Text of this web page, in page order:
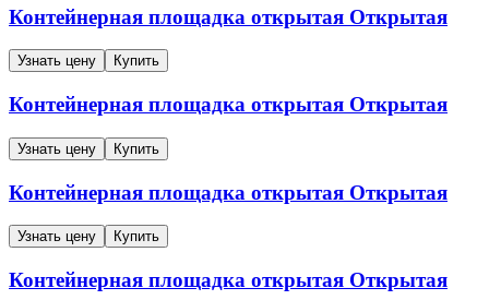
Контейнерная площадка открытая Открытая
Узнать цену Купить
Контейнерная площадка открытая Открытая
Узнать цену Купить
Контейнерная площадка открытая Открытая
Узнать цену Купить
Контейнерная площадка открытая Открытая